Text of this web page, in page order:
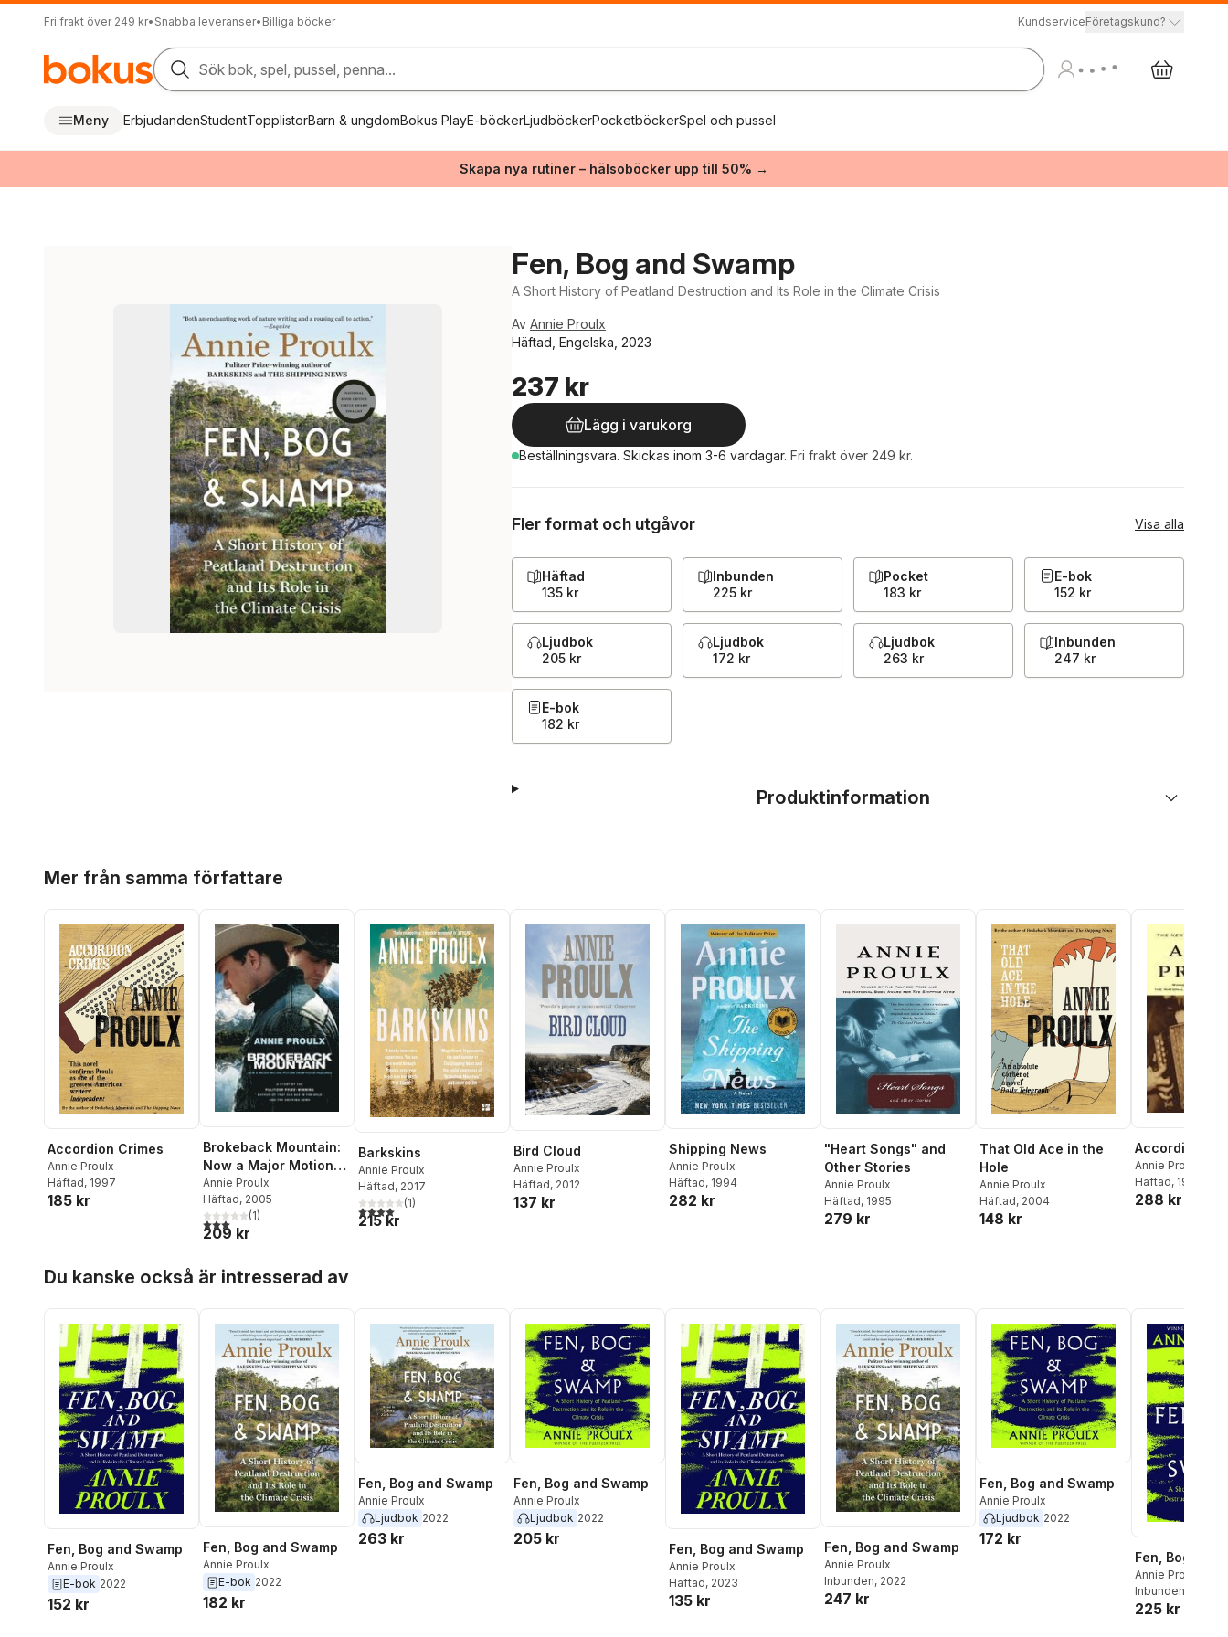
Fri frakt över 249 kr• Snabba leveranser• Billiga böcker KundserviceFöretagskund?
Sök bok, spel, pussel, penna...
Meny ErbjudandenStudentTopplistorBarn & ungdomBokus PlayE-böckerLjudböckerPocketböckerSpel och pussel
Skapa nya rutiner – hälsoböcker upp till 50% →
Fen, Bog and Swamp
A Short History of Peatland Destruction and Its Role in the Climate Crisis
Av Annie Proulx
Häftad, Engelska, 2023
237 kr
Lägg i varukorg
Beställningsvara. Skickas inom 3-6 vardagar. Fri frakt över 249 kr.
Fler format och utgåvor Visa alla
Häftad
135 kr
Inbunden
225 kr
Pocket
183 kr
E-bok
152 kr
Ljudbok
205 kr
Ljudbok
172 kr
Ljudbok
263 kr
Inbunden
247 kr
E-bok
182 kr
Produktinformation
Mer från samma författare
Accordion Crimes
Annie Proulx
Häftad, 1997
185 kr
Brokeback Mountain:
Now a Major Motion
Picture
Annie Proulx
Häftad, 2005
3,0utav 5 stjärnor. Totalt antal röster:
(1)
209 kr
Barkskins
Annie Proulx
Häftad, 2017
4,0utav 5 stjärnor. Totalt antal röster:
(1)
215 kr
Bird Cloud
Annie Proulx
Häftad, 2012
137 kr
Shipping News
Annie Proulx
Häftad, 1994
282 kr
"Heart Songs" and
Other Stories
Annie Proulx
Häftad, 1995
279 kr
That Old Ace in the
Hole
Annie Proulx
Häftad, 2004
148 kr
Accordion
Annie Proulx
Häftad, 1997
288 kr
Du kanske också är intresserad av
Fen, Bog and Swamp
Annie Proulx
E-bok 2022
152 kr
Fen, Bog and Swamp
Annie Proulx
E-bok 2022
182 kr
Fen, Bog and Swamp
Annie Proulx
Ljudbok 2022
263 kr
Fen, Bog and Swamp
Annie Proulx
Ljudbok 2022
205 kr
Fen, Bog and Swamp
Annie Proulx
Häftad, 2023
135 kr
Fen, Bog and Swamp
Annie Proulx
Inbunden, 2022
247 kr
Fen, Bog and Swamp
Annie Proulx
Ljudbok 2022
172 kr
Fen, Bog and
Annie Proulx
Inbunden
225 kr